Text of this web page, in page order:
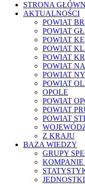
STRONA
AKTUALNOŚCI
POWIAT
POWIAT
POWIAT
POWIAT
POWIAT
POWIAT
POWIAT
POWIAT
OPOLE
POWIAT
POWIAT
POWIAT
Z KRAJU
BAZA WIEDZY
GRUPY